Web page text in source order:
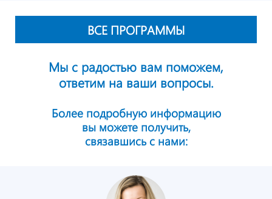
ВСЕ ПРОГРАММЫ
Мы с радостью вам поможем,
ответим на ваши вопросы.
Более подробную информацию
вы можете получить,
связавшись с нами: